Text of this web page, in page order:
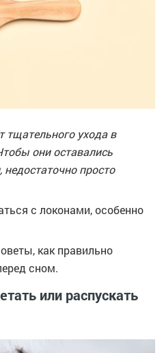
ухода в
они оставались
просто
с локонами, особенно
как правильно
сном.
или распускать